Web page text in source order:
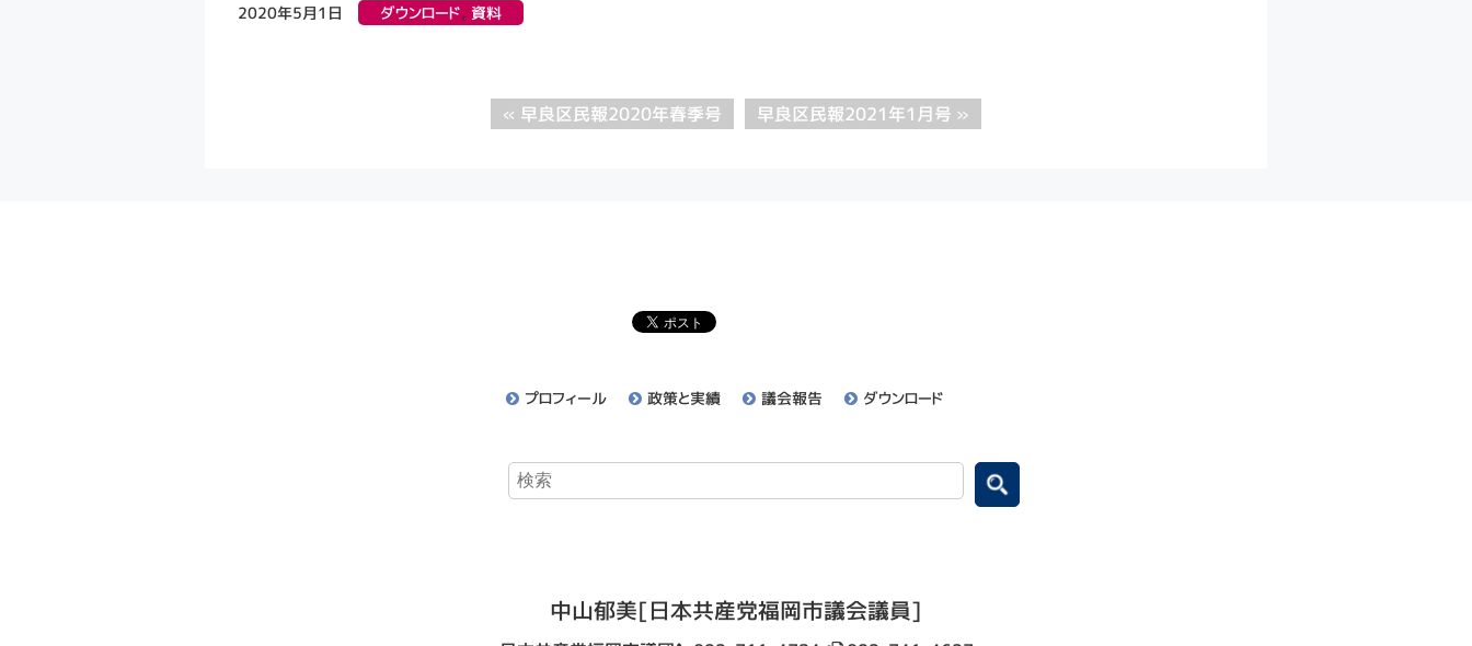
2020年5月1日 ダウンロード, 資料
« 早良区民報2020年春季号 早良区民報2021年1月号 »
プロフィール 政策と実績 議会報告 ダウンロード
中山郁美[日本共産党福岡市議会議員]